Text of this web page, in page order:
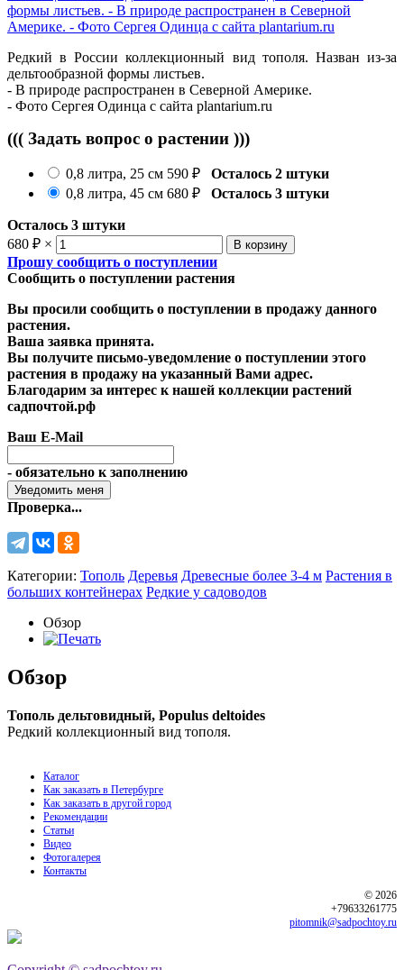
Редкий в России коллекционный вид тополя. Назван из-за
дельтообразной формы листьев.
- В природе распространен в Северной Америке.
- Фото Сергея Одинца с сайта plantarium.ru
((( Задать вопрос о растении )))
0,8 литра, 25 см 590 ₽
Осталось 2 штуки
0,8 литра, 45 см 680 ₽ Осталось 3 штуки
Осталось 3 штуки
680 ₽ ×
Прошу сообщить о поступлении
Сообщить о поступлении растения
Вы просили сообщить о поступлении в продажу данного
растения.
Ваша заявка принята.
Вы получите письмо-уведомление о поступлении этого
растения в продажу на указанный Вами адрес.
Благодарим за интерес к нашей коллекции растений
садпочтой.рф
Ваш E-Mail
- обязательно к заполнению
Проверка...
Категории: Тополь Деревья Древесные более 3-4 м Растения в
больших контейнерах Редкие у садоводов
Обзор
Обзор
Тополь дельтовидный, Populus deltoides
Редкий коллекционный вид тополя.
Каталог
Как заказать в Петербурге
Как заказать в другой город
Рекомендации
Статьи
Видео
Фотогалерея
Контакты
© 2026
+79633261775
pitomnik@sadpochtoy.ru